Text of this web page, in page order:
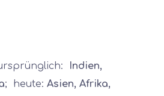
Indien,
; heute: Asien, Afrika,